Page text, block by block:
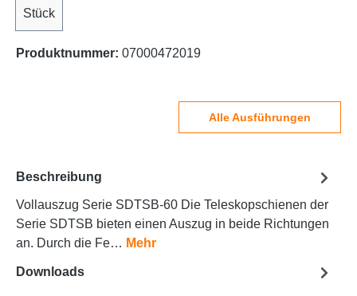
Stück
Produktnummer: 07000472019
Alle Ausführungen
Beschreibung
Vollauszug Serie SDTSB-60 Die Teleskopschienen der
Serie SDTSB bieten einen Auszug in beide Richtungen
an. Durch die Fe… Mehr
Downloads